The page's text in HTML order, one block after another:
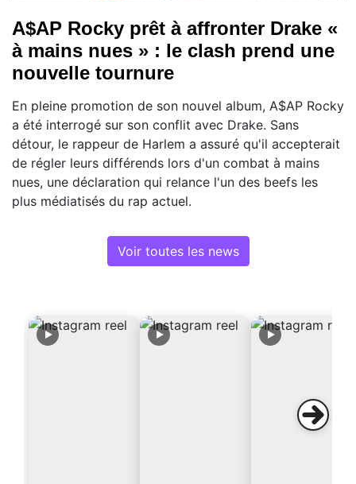
A$AP Rocky prêt à affronter Drake «
à mains nues » : le clash prend une
nouvelle tournure
En pleine promotion de son nouvel album, A$AP Rocky
a été interrogé sur son conflit avec Drake. Sans
détour, le rappeur de Harlem a assuré qu'il accepterait
de régler leurs différends lors d'un combat à mains
nues, une déclaration qui relance l'un des beefs les
plus médiatisés du rap actuel.
Voir toutes les news